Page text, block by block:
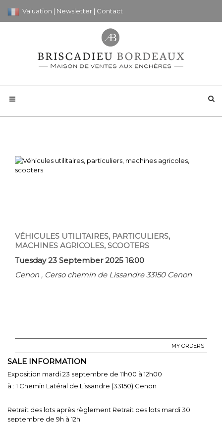
Valuation | Newsletter | Contact
VÉHICULES UTILITAIRES, PARTICULIERS,
MACHINES AGRICOLES, SCOOTERS
Tuesday 23 September 2025 16:00
Cenon , Cerso chemin de Lissandre 33150 Cenon
MY ORDERS
SALE INFORMATION
Exposition mardi 23 septembre de 11h00 à 12h00
à : 1 Chemin Latéral de Lissandre (33150) Cenon
Retrait des lots après règlement Retrait des lots mardi 30
septembre de 9h à 12h